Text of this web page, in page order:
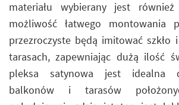
materiału wybierany jest
możliwość łatwego montowania
przezroczyste będą imitować szkło
tarasach, zapewniając dużą ilość
pleksa satynowa jest idealna
balkonów i tarasów